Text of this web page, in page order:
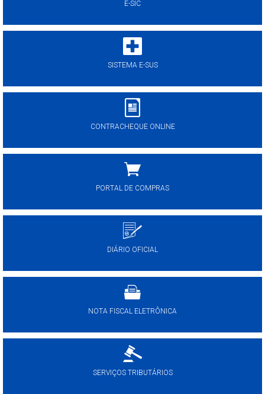
E-SIC
SISTEMA E-SUS
CONTRACHEQUE ONLINE
PORTAL DE COMPRAS
DIÁRIO OFICIAL
NOTA FISCAL ELETRÔNICA
SERVIÇOS TRIBUTÁRIOS